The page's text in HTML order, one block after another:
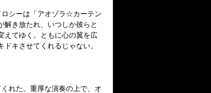
ロシーは「アオゾラ☆カーテン
解き放たれ、いつしか彼らと
えてゆく。ともに心の翼を広
キさせてくれるじゃない。
れた。重厚な演奏の上で、オ